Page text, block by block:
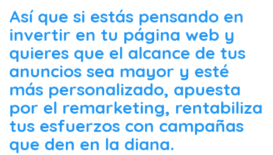
Así que si estás pensando en
invertir en tu página web y
quieres que el alcance de tus
anuncios sea mayor y esté
más personalizado, apuesta
por el remarketing, rentabiliza
tus esfuerzos con campañas
que den en la diana.